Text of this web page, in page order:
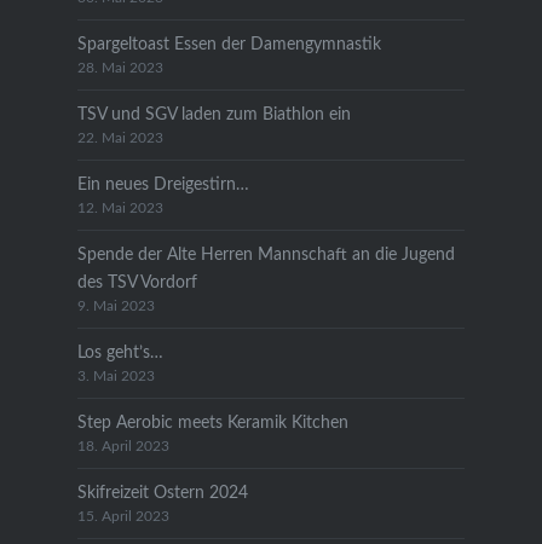
Spargeltoast Essen der Damengymnastik
28. Mai 2023
TSV und SGV laden zum Biathlon ein
22. Mai 2023
Ein neues Dreigestirn…
12. Mai 2023
Spende der Alte Herren Mannschaft an die Jugend
des TSV Vordorf
9. Mai 2023
Los geht’s…
3. Mai 2023
Step Aerobic meets Keramik Kitchen
18. April 2023
Skifreizeit Ostern 2024
15. April 2023